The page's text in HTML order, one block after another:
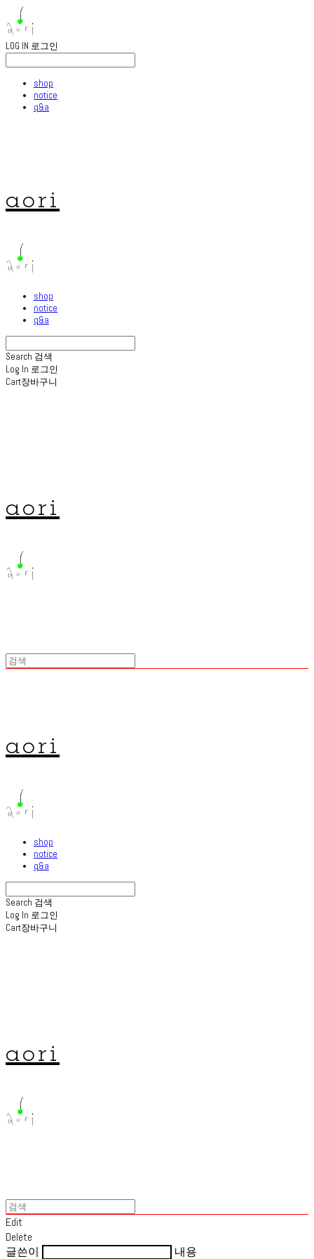
LOG IN 로그인
shop
notice
q&a
aori
shop
notice
q&a
Search 검색
Log In 로그인
Cart장바구니
aori
aori
shop
notice
q&a
Search 검색
Log In 로그인
Cart장바구니
aori
Edit
Delete
글쓴이
내용